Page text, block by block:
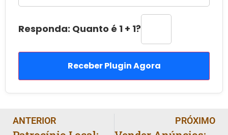
Responda: Quanto é 1 + 1?
Receber Plugin Agora
ANTERIOR PRÓXIMO